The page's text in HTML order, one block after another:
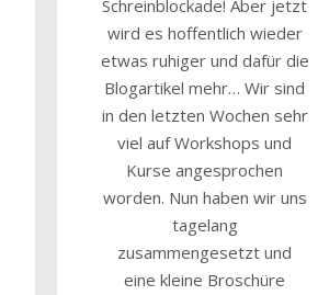
Schreinblockade! Aber jetzt
wird es hoffentlich wieder
etwas ruhiger und dafür die
Blogartikel mehr… Wir sind
in den letzten Wochen sehr
viel auf Workshops und
Kurse angesprochen
worden. Nun haben wir uns
tagelang
zusammengesetzt und
eine kleine Broschüre